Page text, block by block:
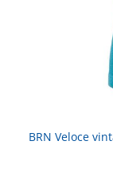
BRN Veloce